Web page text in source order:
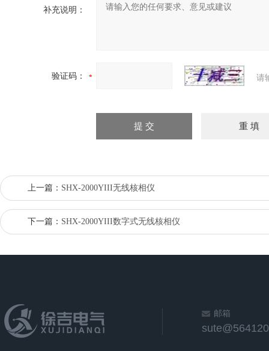
补充说明：
验证码： 请
上一篇： SHX-2000YIII无线核相仪
下一篇： SHX-2000YIII数字式无线核相仪
邮箱